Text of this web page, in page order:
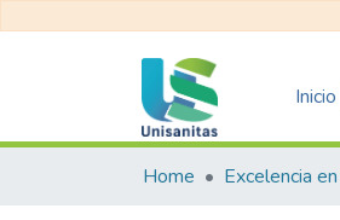
Inicio
Home Excelencia